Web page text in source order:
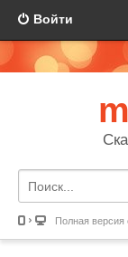
Войти
Полная версия